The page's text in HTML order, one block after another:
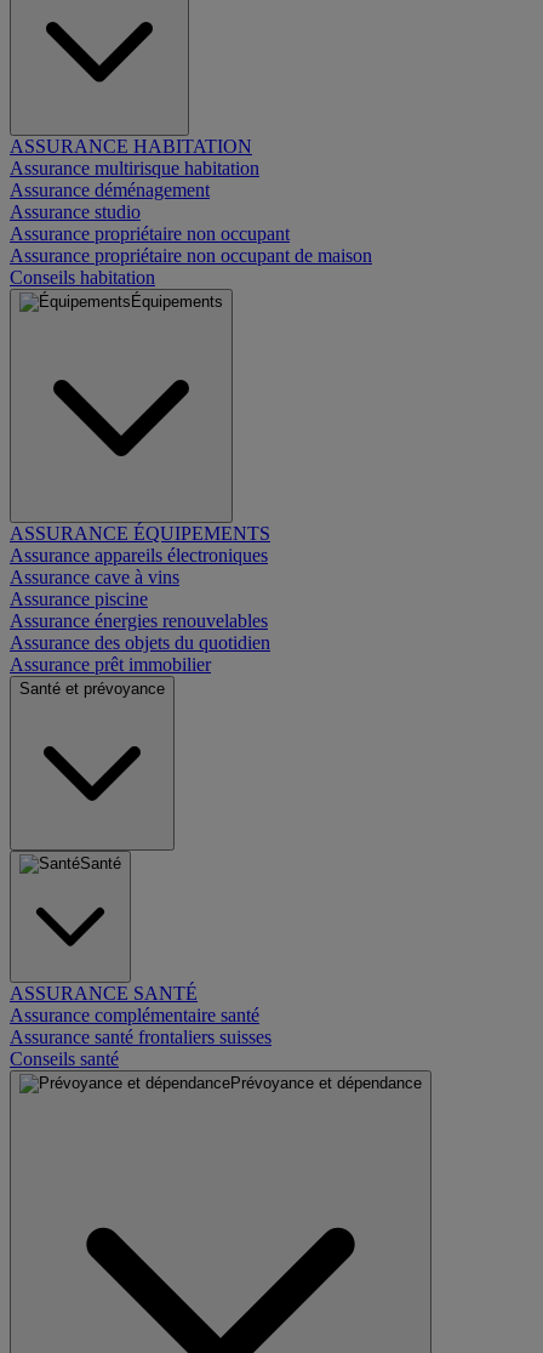
ASSURANCE HABITATION
Assurance multirisque habitation
Assurance déménagement
Assurance studio
Assurance propriétaire non occupant
Assurance propriétaire non occupant de maison
Conseils habitation
Équipements
ASSURANCE ÉQUIPEMENTS
Assurance appareils électroniques
Assurance cave à vins
Assurance piscine
Assurance énergies renouvelables
Assurance des objets du quotidien
Assurance prêt immobilier
Santé et prévoyance
Santé
ASSURANCE SANTÉ
Assurance complémentaire santé
Assurance santé frontaliers suisses
Conseils santé
Prévoyance et dépendance